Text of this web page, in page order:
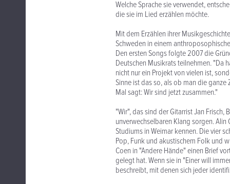
Welche Sprache sie verwendet,
die sie im Lied erzählen möchte.
Mit dem Erzählen ihrer
Schweden in einem
Den ersten Songs folgte 2007 die
Deutschen Musikrats teilnehmen. "Da
nicht nur ein Projekt von vielen ist,
Sinne ist das so, als ob man die
Mal sagt: Wir sind jetzt zusammen."
"Wir", das sind der Gitarrist Jan
unverwechselbaren Klang sorgen.
Studiums in Weimar kennen. Die vier
Pop, Funk und akustischem Folk und
Coen in "Andere Hände" einen Brief
gelegt hat. Wenn sie in "Einer will
beschreibt, mit denen sich jeder